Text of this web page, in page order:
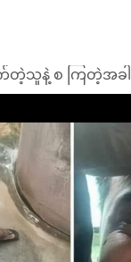
တဲ့သူနဲ့ စ ကြတဲ့အခါ